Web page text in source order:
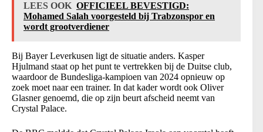
LEES OOK OFFICIEEL BEVESTIGD:
Mohamed Salah voorgesteld bij Trabzonspor en
wordt grootverdiener
Bij Bayer Leverkusen ligt de situatie anders. Kasper
Hjulmand staat op het punt te vertrekken bij de Duitse club,
waardoor de Bundesliga-kampioen van 2024 opnieuw op
zoek moet naar een trainer. In dat kader wordt ook Oliver
Glasner genoemd, die op zijn beurt afscheid neemt van
Crystal Palace.